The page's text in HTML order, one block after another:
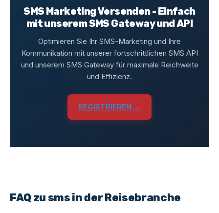
SMS Marketing Versenden - Einfach
mit unserem SMS Gateway und API
Optimieren Sie Ihr SMS-Marketing und Ihre
Kommunikation mit unserer fortschrittlichen SMS API
und unserem SMS Gateway für maximale Reichweite
und Effizienz.
REGISTRIEREN →
FAQ zu sms in der Reisebranche